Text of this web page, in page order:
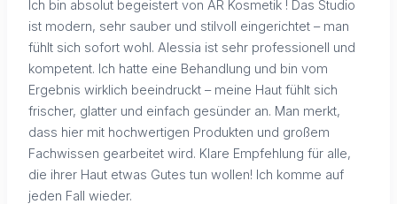
Ich bin absolut begeistert von AR Kosmetik ! Das Studio
ist modern, sehr sauber und stilvoll eingerichtet – man
fühlt sich sofort wohl. Alessia ist sehr professionell und
kompetent. Ich hatte eine Behandlung und bin vom
Ergebnis wirklich beeindruckt – meine Haut fühlt sich
frischer, glatter und einfach gesünder an. Man merkt,
dass hier mit hochwertigen Produkten und großem
Fachwissen gearbeitet wird. Klare Empfehlung für alle,
die ihrer Haut etwas Gutes tun wollen! Ich komme auf
jeden Fall wieder.